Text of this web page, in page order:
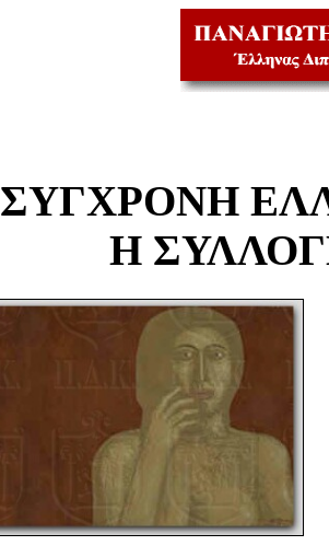
ΣΥΓΧΡΟΝΗ
Η